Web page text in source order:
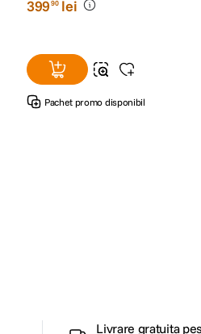
39990 lei
Pachet promo disponibil
Livrare gratuita